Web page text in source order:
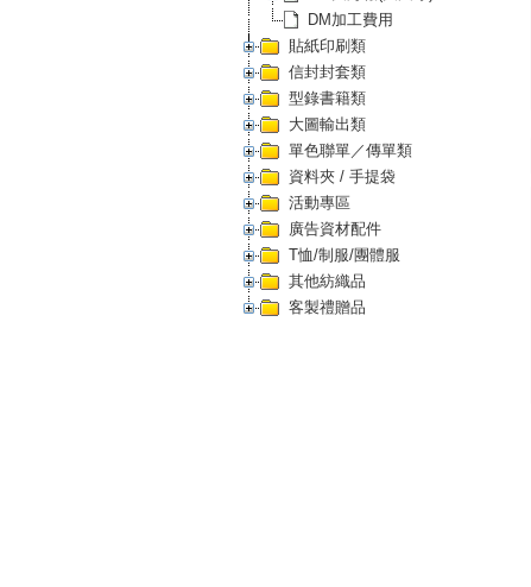
DM加工費用
貼紙印刷類
信封封套類
型錄書籍類
大圖輸出類
單色聯單／傳單類
資料夾 / 手提袋
活動專區
廣告資材配件
T恤/制服/團體服
其他紡織品
客製禮贈品